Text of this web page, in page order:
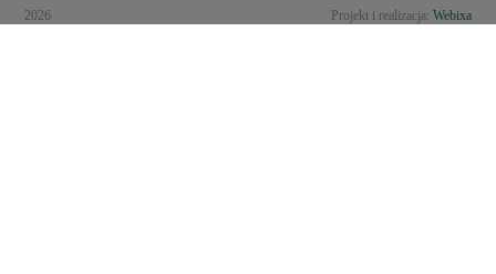
2026 Projekt i realizacja: Webixa